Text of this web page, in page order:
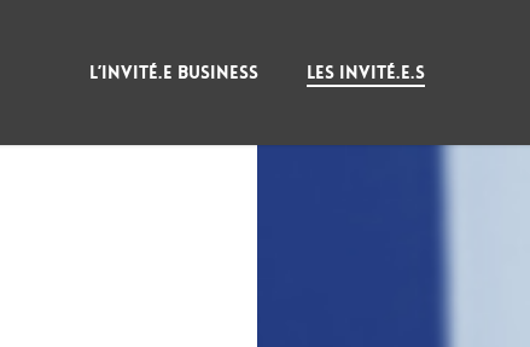
L’INVITÉ.E BUSINESS LES INVITÉ.E.S